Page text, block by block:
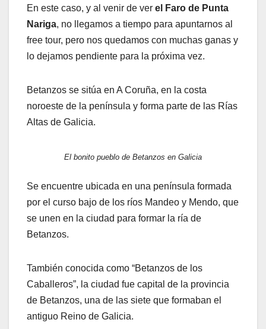
En este caso, y al venir de ver el Faro de Punta
Nariga, no llegamos a tiempo para apuntarnos al
free tour, pero nos quedamos con muchas ganas y
lo dejamos pendiente para la próxima vez.
Betanzos se sitúa en A Coruña, en la costa
noroeste de la península y forma parte de las Rías
Altas de Galicia.
El bonito pueblo de Betanzos en Galicia
Se encuentre ubicada en una península formada
por el curso bajo de los ríos Mandeo y Mendo, que
se unen en la ciudad para formar la ría de
Betanzos.
También conocida como “Betanzos de los
Caballeros”, la ciudad fue capital de la provincia
de Betanzos, una de las siete que formaban el
antiguo Reino de Galicia.